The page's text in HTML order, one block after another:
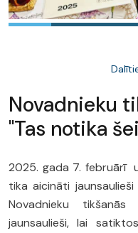
Novadnieku
"Tas notika
2025. gada 7. februārī
tika aicināti
Novadnieku
jaunsaulieši, lai